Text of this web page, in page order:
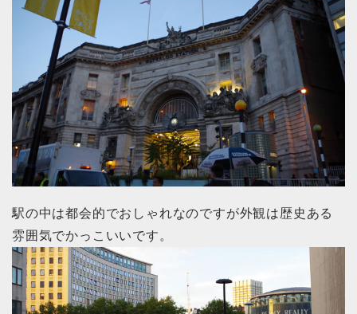
駅の中は都会的でおしゃれなのですが外観は歴史ある
雰囲気でかっこいいです。